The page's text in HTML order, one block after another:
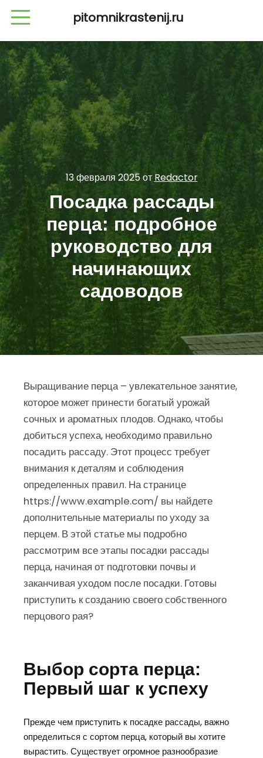
pitomnikrastenij.ru
13 февраля 2025отRedactor
Посадка рассады
перца: подробное
руководство для
начинающих
садоводов
Выращивание перца – увлекательное занятие,
которое может принести богатый урожай
сочных и ароматных плодов. Однако, чтобы
добиться успеха, необходимо правильно
посадить рассаду. Этот процесс требует
внимания к деталям и соблюдения
определенных правил. На странице
https://www.example.com/ вы найдете
дополнительные материалы по уходу за
перцем. В этой статье мы подробно
рассмотрим все этапы посадки рассады
перца, начиная от подготовки почвы и
заканчивая уходом после посадки. Готовы
приступить к созданию своего собственного
перцового рая?
Выбор сорта перца:
Первый шаг к успеху
Прежде чем приступить к посадке рассады, важно
определиться с сортом перца, который вы хотите
вырастить. Существует огромное разнообразие